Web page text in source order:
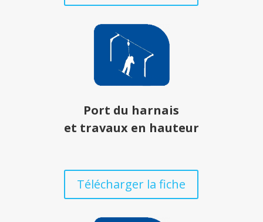
Port du harnais
et travaux en hauteur
Télécharger la fiche